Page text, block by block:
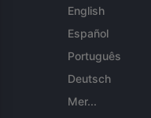
English
Español
Português
Deutsch
Mer...